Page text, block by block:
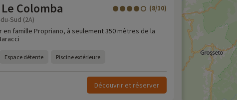
Colomba (8/10)
Sud (2A)
en famille Propriano, à seulement 350 mètres de la
Espace détente Piscine extérieure
Découvrir et réserver